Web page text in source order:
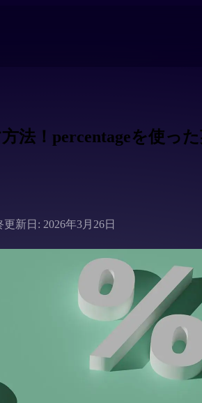
法！percentageを使っ
更新日: 2026年3月26日